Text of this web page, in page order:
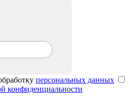
персональных данных
конфиденциальности